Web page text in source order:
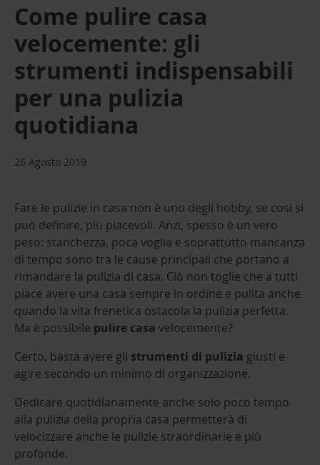
Come pulire casa
velocemente: gli
strumenti indispensabili
per una pulizia
quotidiana
26 Agosto 2019
Fare le pulizie in casa non è uno degli hobby, se così si
può definire, più piacevoli. Anzi, spesso è un vero
peso: stanchezza, poca voglia e soprattutto mancanza
di tempo sono tra le cause principali che portano a
rimandare la pulizia di casa. Ciò non toglie che a tutti
piace avere una casa sempre in ordine e pulita anche
quando la vita frenetica ostacola la pulizia perfetta.
Ma è possibile pulire casa velocemente?
Certo, basta avere gli strumenti di pulizia giusti e
agire secondo un minimo di organizzazione.
Dedicare quotidianamente anche solo poco tempo
alla pulizia della propria casa permetterà di
velocizzare anche le pulizie straordinarie e più
profonde.